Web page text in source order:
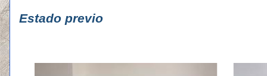
Estado previo Estado